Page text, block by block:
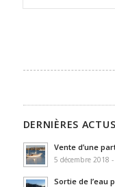
DERNIÈRES ACTUS
Vente d’une
5 décembre 2018
Sortie de l’eau